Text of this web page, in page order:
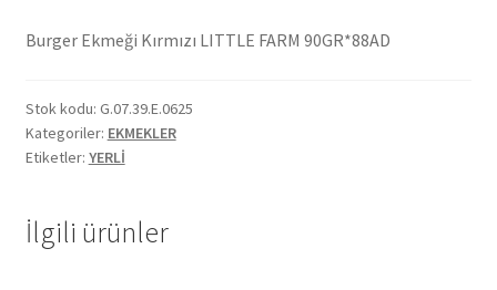
Ekol Katalog
Hint Mutfağı
Burger Ekmeği Kırmızı LITTLE FARM 90GR*88AD
Stok kodu: G.07.39.E.0625
Kategoriler: EKMEKLER
Etiketler: YERLİ
İlgili ürünler